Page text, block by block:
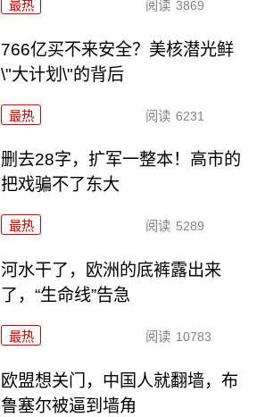
最热 阅读 3869
766亿买不来安全？美核潜光鲜
\"大计划\"的背后
最热 阅读 6231
删去28字，扩军一整本！高市的
把戏骗不了东大
最热 阅读 5289
河水干了，欧洲的底裤露出来
了，“生命线”告急
最热 阅读 10783
欧盟想关门，中国人就翻墙，布
鲁塞尔被逼到墙角